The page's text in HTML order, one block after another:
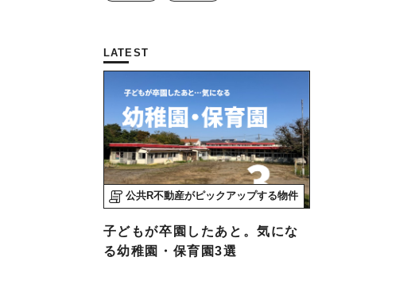
LATEST
公共R不動産がピックアップする物件
子どもが卒園したあと。気にな
る幼稚園・保育園3選